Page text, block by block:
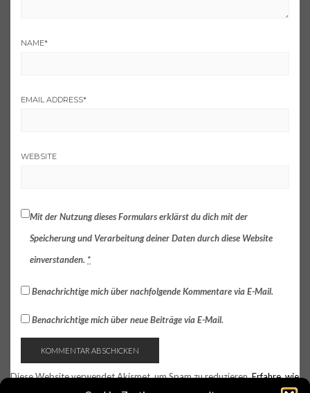
NAME*
EMAIL ADDRESS*
WEBSITE
Mit der Nutzung dieses Formulars erklärst du dich mit der
Speicherung und Verarbeitung deiner Daten durch diese Website
einverstanden. *
Benachrichtige mich über nachfolgende Kommentare via E-Mail.
Benachrichtige mich über neue Beiträge via E-Mail.
Diese Website verwendet Akismet, um Spam zu reduzieren.Erfahre, wie
deine Kommentardaten verarbeitet werden.